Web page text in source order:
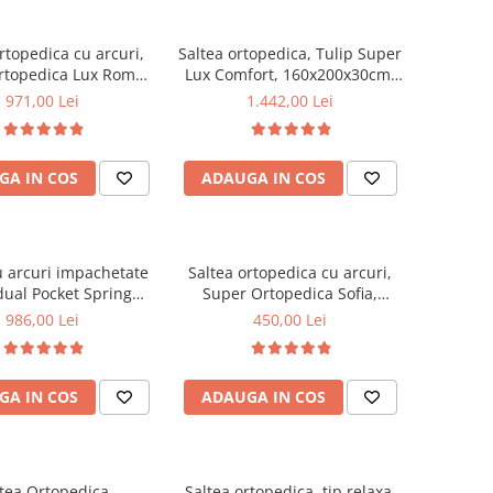
cu arcuri,
Lux Roma,
fermitate tare,
sistem aerisire
Saltex
971,00 Lei
IN COS
Saltea ortopedica, Tulip Super
Lux Comfort, 160x200x30cm,
fermitate tare, cu plasa de
aerisire banda Spaceair,
Saltsib
1.442,00 Lei
ADAUGA IN COS
arcuri impachetate
Pocket Spring
140x200x24cm, cu
aerisire perimetral,
Saltex
986,00 Lei
IN COS
Saltea ortopedica cu arcuri,
Super Ortopedica Sofia,
100x200x20cm, fermitate
fata vara-iarna, sistem
aerisire cu butoni, Saltex
450,00 Lei
ADAUGA IN COS